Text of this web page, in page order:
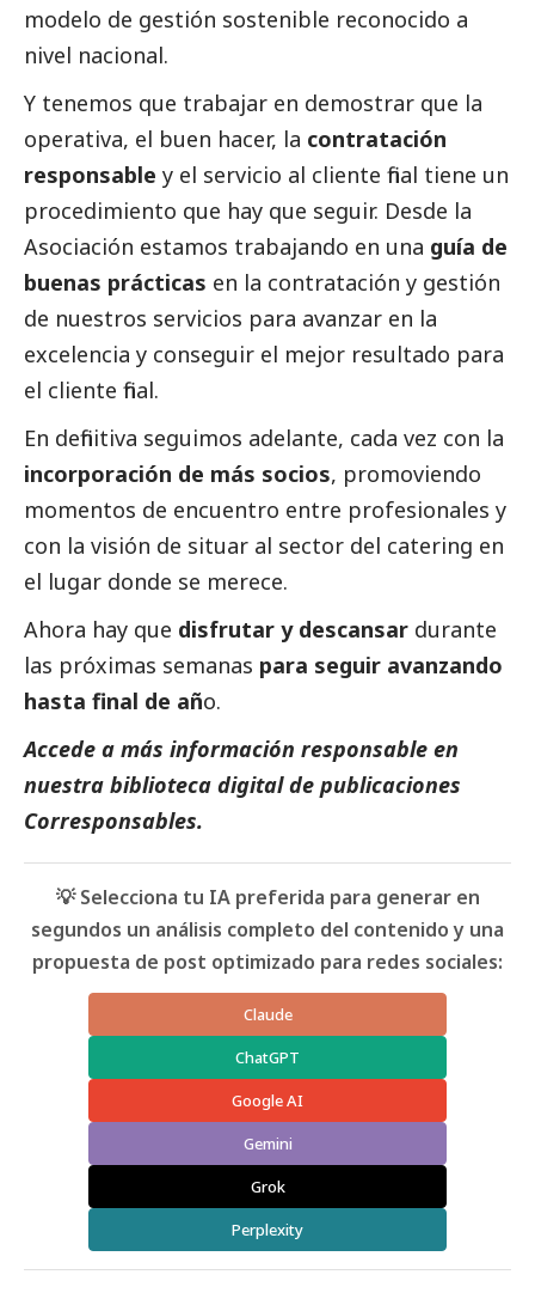
modelo de gestión sostenible reconocido a
nivel nacional.
Y tenemos que trabajar en demostrar que la
operativa, el buen hacer, la contratación
responsable y el servicio al cliente final tiene un
procedimiento que hay que seguir. Desde la
Asociación estamos trabajando en una guía de
buenas prácticas en la contratación y gestión
de nuestros servicios para avanzar en la
excelencia y conseguir el mejor resultado para
el cliente final.
En definitiva seguimos adelante, cada vez con la
incorporación de más socios, promoviendo
momentos de encuentro entre profesionales y
con la visión de situar al sector del catering en
el lugar donde se merece.
Ahora hay que disfrutar y descansar durante
las próximas semanas para seguir avanzando
hasta final de año.
Accede a más información responsable en
nuestra biblioteca digital de publicaciones
Corresponsables.
💡 Selecciona tu IA preferida para generar en
segundos un análisis completo del contenido y una
propuesta de post optimizado para redes sociales:
Claude
ChatGPT
Google AI
Gemini
Grok
Perplexity